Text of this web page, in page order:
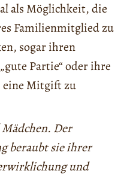
als Möglichkeit, die
Familienmitglied zu
sogar ihren
Partie“ oder ihre
Mitgift zu
Der
beraubt sie ihrer
und